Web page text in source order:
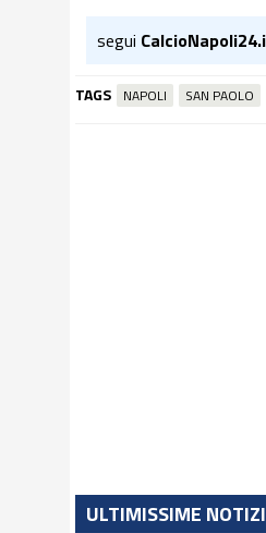
segui
TAGS NAPOLI SAN PAOLO
ULTIMISSIME